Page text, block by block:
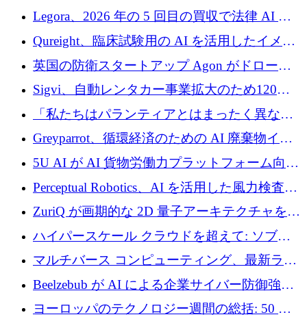
ンを得たロボット ソフトウェアを拡張するた
めに 58 万 5,000 ポンドを調達
Legora、2026 年の 5 回目の買収で法律 AI ス
タートアップ Wexler を買収
Qureight、臨床試験用の AI を活用したイメー
ジング プラットフォームを拡張するためにシ
リーズ B で 2,000 万ドルを確保
英国の防衛スタートアップ Agon がドローン
攻撃に対抗する仮想戦場を構築、3,000 万ドル
を調達
Sigvi、自動レンタカー事業拡大のため120万
ユーロを調達
「私たちはパランティアとはまったく異なる
会社です」とフランス人の「控えめな」後任
者は言う
Greyparrot、循環経済のための AI 廃棄物イン
テリジェンスを拡張するためにシリーズ B で
2,700 万ドルを確保
5U AI が AI 貨物労働力プラットフォーム向け
に 320 万ドルのプレシードを獲得
Perceptual Robotics、AI を活用した風力検査の
規模拡大に向けて 400 万ポンド以上を確保
ZuriQ が画期的な 2D 量子アーキテクチャを拡
張するために 2,550 万ドルを調達
ハイパースケール クラウドを超えて: ソブリ
ン コンピューティングに対する DFINITY の
ビジョン
マルチバース コンピューティング、最新ラウ
ンドで最大 5 億 7,000 万ドルを目標
Beelzebub が AI による企業サイバー防御強化
のために 300 万ユーロを調達
ヨーロッパのテクノロジー週間の総括: 50 以